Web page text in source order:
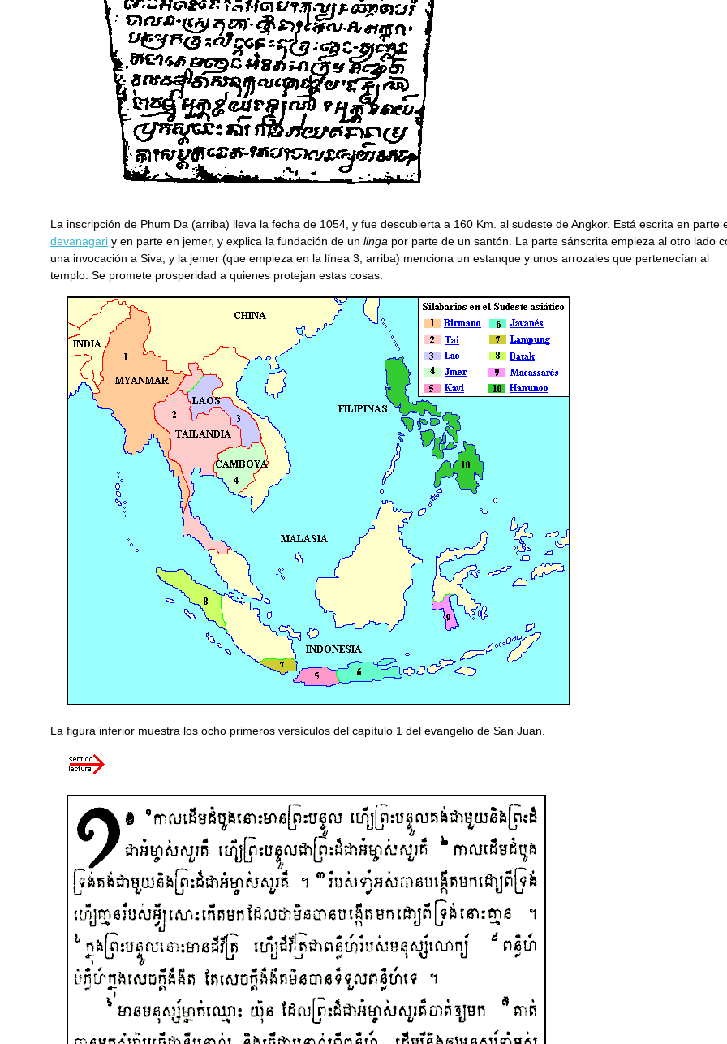
La inscripción de Phum Da (arriba) lleva la fecha de 1054, y fue descubierta a 160 Km. al sudeste de Angkor. Está escrita en parte
devanagari y en parte en jemer, y explica la fundación de un linga por parte de un santón. La parte sánscrita empieza al otro lado
una invocación a Siva, y la jemer (que empieza en la línea 3, arriba) menciona un estanque y unos arrozales que pertenecían al
templo. Se promete prosperidad a quienes protejan estas cosas.
La figura inferior muestra los ocho primeros versículos del capítulo 1 del evangelio de San Juan.